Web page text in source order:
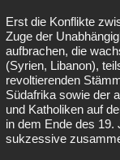
Erst die Konflikte
Zuge der
aufbrachen, die
(Syrien, Libanon),
revoltierenden
Südafrika sowie der
und Katholiken auf
in dem Ende des 19.
sukzessive